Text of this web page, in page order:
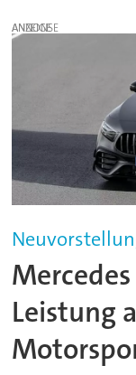
ANZEIGE
Leistung